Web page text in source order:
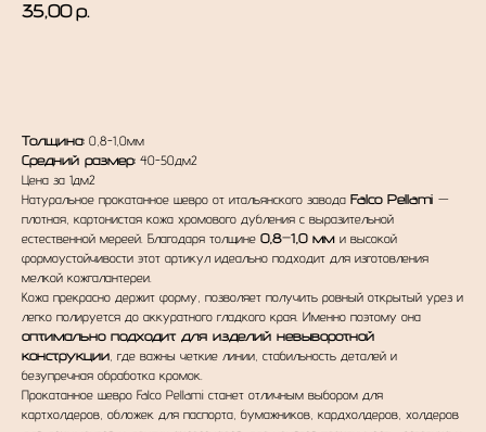
35,00 р.
Толщина: 0,8-1,0мм
Средний размер: 40-50дм2
Цена за 1дм2
Натуральное прокатанное шевро от итальянского завода Falco Pellami —
плотная, картонистая кожа хромового дубления с выразительной
естественной мереей. Благодаря толщине 0,8–1,0 мм и высокой
формоустойчивости этот артикул идеально подходит для изготовления
мелкой кожгалантереи.
Кожа прекрасно держит форму, позволяет получить ровный открытый урез и
легко полируется до аккуратного гладкого края. Именно поэтому она
оптимально подходит для изделий невыворотной
конструкции, где важны четкие линии, стабильность деталей и
безупречная обработка кромок.
Прокатанное шевро Falco Pellami станет отличным выбором для
картхолдеров, обложек для паспорта, бумажников, кардхолдеров, холдеров